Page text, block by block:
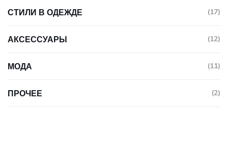
СТИЛИ В ОДЕЖДЕ (17)
АКСЕССУАРЫ (12)
МОДА (11)
ПРОЧЕЕ (2)